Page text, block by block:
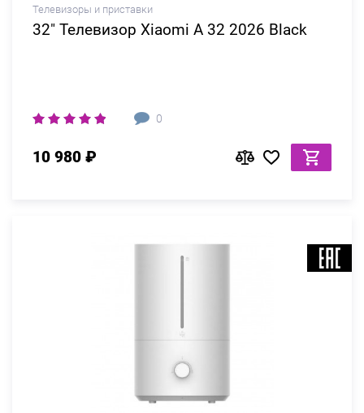
Телевизоры и приставки
32" Телевизор Xiaomi A 32 2026 Black
0
10 980 ₽